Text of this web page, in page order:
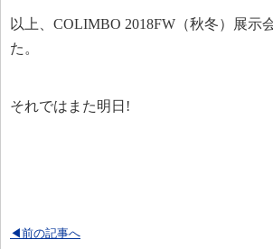
以上、COLIMBO 2018FW（秋冬）展
た。
それではまた明日!
◀前の記事へ